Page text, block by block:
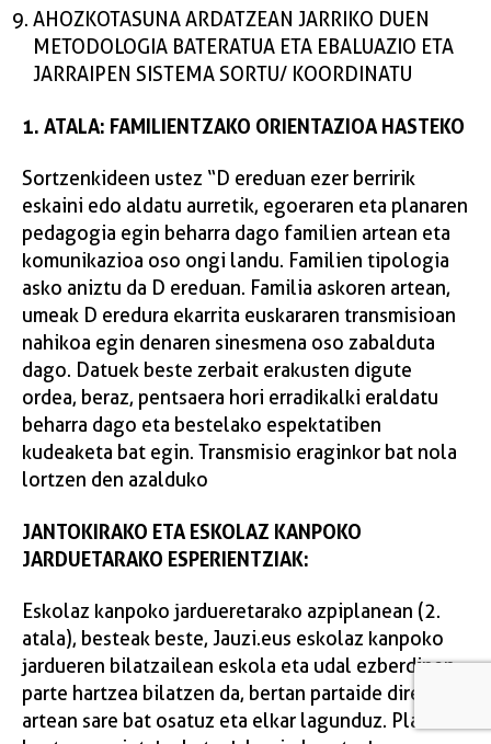
AHOZKOTASUNA ARDATZEAN JARRIKO DUEN
METODOLOGIA BATERATUA ETA EBALUAZIO ETA
JARRAIPEN SISTEMA SORTU/ KOORDINATU
1. ATALA: FAMILIENTZAKO ORIENTAZIOA HASTEKO
Sortzenkideen ustez “D ereduan ezer berririk
eskaini edo aldatu aurretik, egoeraren eta planaren
pedagogia egin beharra dago familien artean eta
komunikazioa oso ongi landu. Familien tipologia
asko aniztu da D ereduan. Familia askoren artean,
umeak D eredura ekarrita euskararen transmisioan
nahikoa egin denaren sinesmena oso zabalduta
dago. Datuek beste zerbait erakusten digute
ordea, beraz, pentsaera hori erradikalki eraldatu
beharra dago eta bestelako espektatiben
kudeaketa bat egin. Transmisio eraginkor bat nola
lortzen den azalduko
JANTOKIRAKO ETA ESKOLAZ KANPOKO
JARDUETARAKO ESPERIENTZIAK:
Eskolaz kanpoko jardueretarako azpiplanean (2.
atala), besteak beste, Jauzi.eus eskolaz kanpoko
jardueren bilatzailean eskola eta udal ezberdinen
parte hartzea bilatzen da, bertan partaide direnen
artean sare bat osatuz eta elkar lagunduz. Planaren